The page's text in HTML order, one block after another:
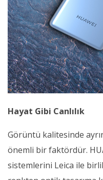
Hayat Gibi Canlılık
Görüntü kalitesinde
önemli bir faktördür.
sistemlerini Leica ile